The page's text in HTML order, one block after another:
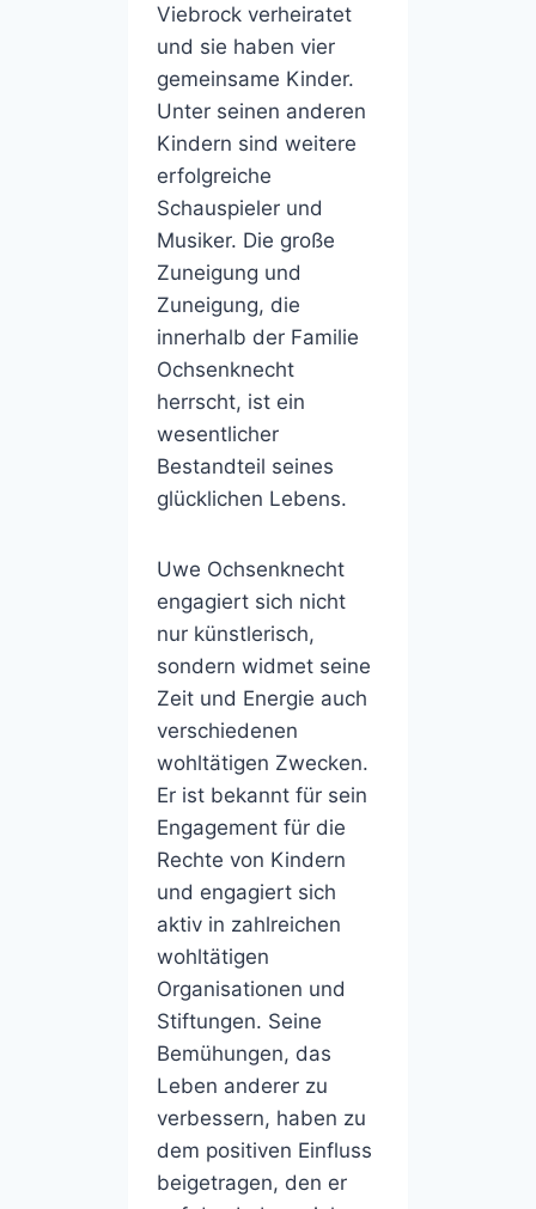
Viebrock verheiratet
und sie haben vier
gemeinsame Kinder.
Unter seinen anderen
Kindern sind weitere
erfolgreiche
Schauspieler und
Musiker. Die große
Zuneigung und
Zuneigung, die
innerhalb der Familie
Ochsenknecht
herrscht, ist ein
wesentlicher
Bestandteil seines
glücklichen Lebens.
Uwe Ochsenknecht
engagiert sich nicht
nur künstlerisch,
sondern widmet seine
Zeit und Energie auch
verschiedenen
wohltätigen Zwecken.
Er ist bekannt für sein
Engagement für die
Rechte von Kindern
und engagiert sich
aktiv in zahlreichen
wohltätigen
Organisationen und
Stiftungen. Seine
Bemühungen, das
Leben anderer zu
verbessern, haben zu
dem positiven Einfluss
beigetragen, den er